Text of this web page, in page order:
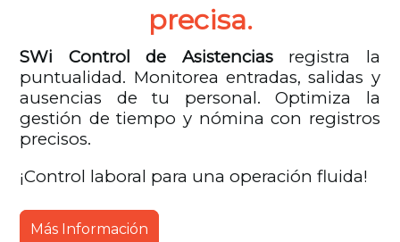
precisa.
SWi Control de Asistenciasregistra la
puntualidad. Monitorea entradas, salidas y
ausencias de tu personal. Optimiza la
gestión de tiempo y nómina con registros
precisos.
¡Control laboral para una operación fluida!
Más Información